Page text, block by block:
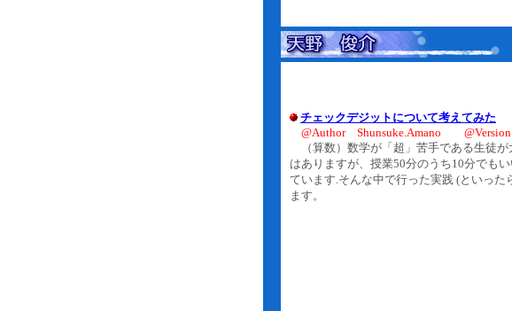
チェックデジットについて考えてみた
@Author Shunsuke.Amano
（算数）数学が「超」苦手である生徒
はありますが、授業50分のうち10分でも
ています.そんな中で行った実践 (といっ
ます。